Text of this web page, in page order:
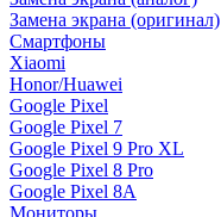
Замена экрана (оригинал)
Смартфоны
Xiaomi
Honor/Huawei
Google Pixel
Google Pixel 7
Google Pixel 9 Pro XL
Google Pixel 8 Pro
Google Pixel 8A
Мониторы